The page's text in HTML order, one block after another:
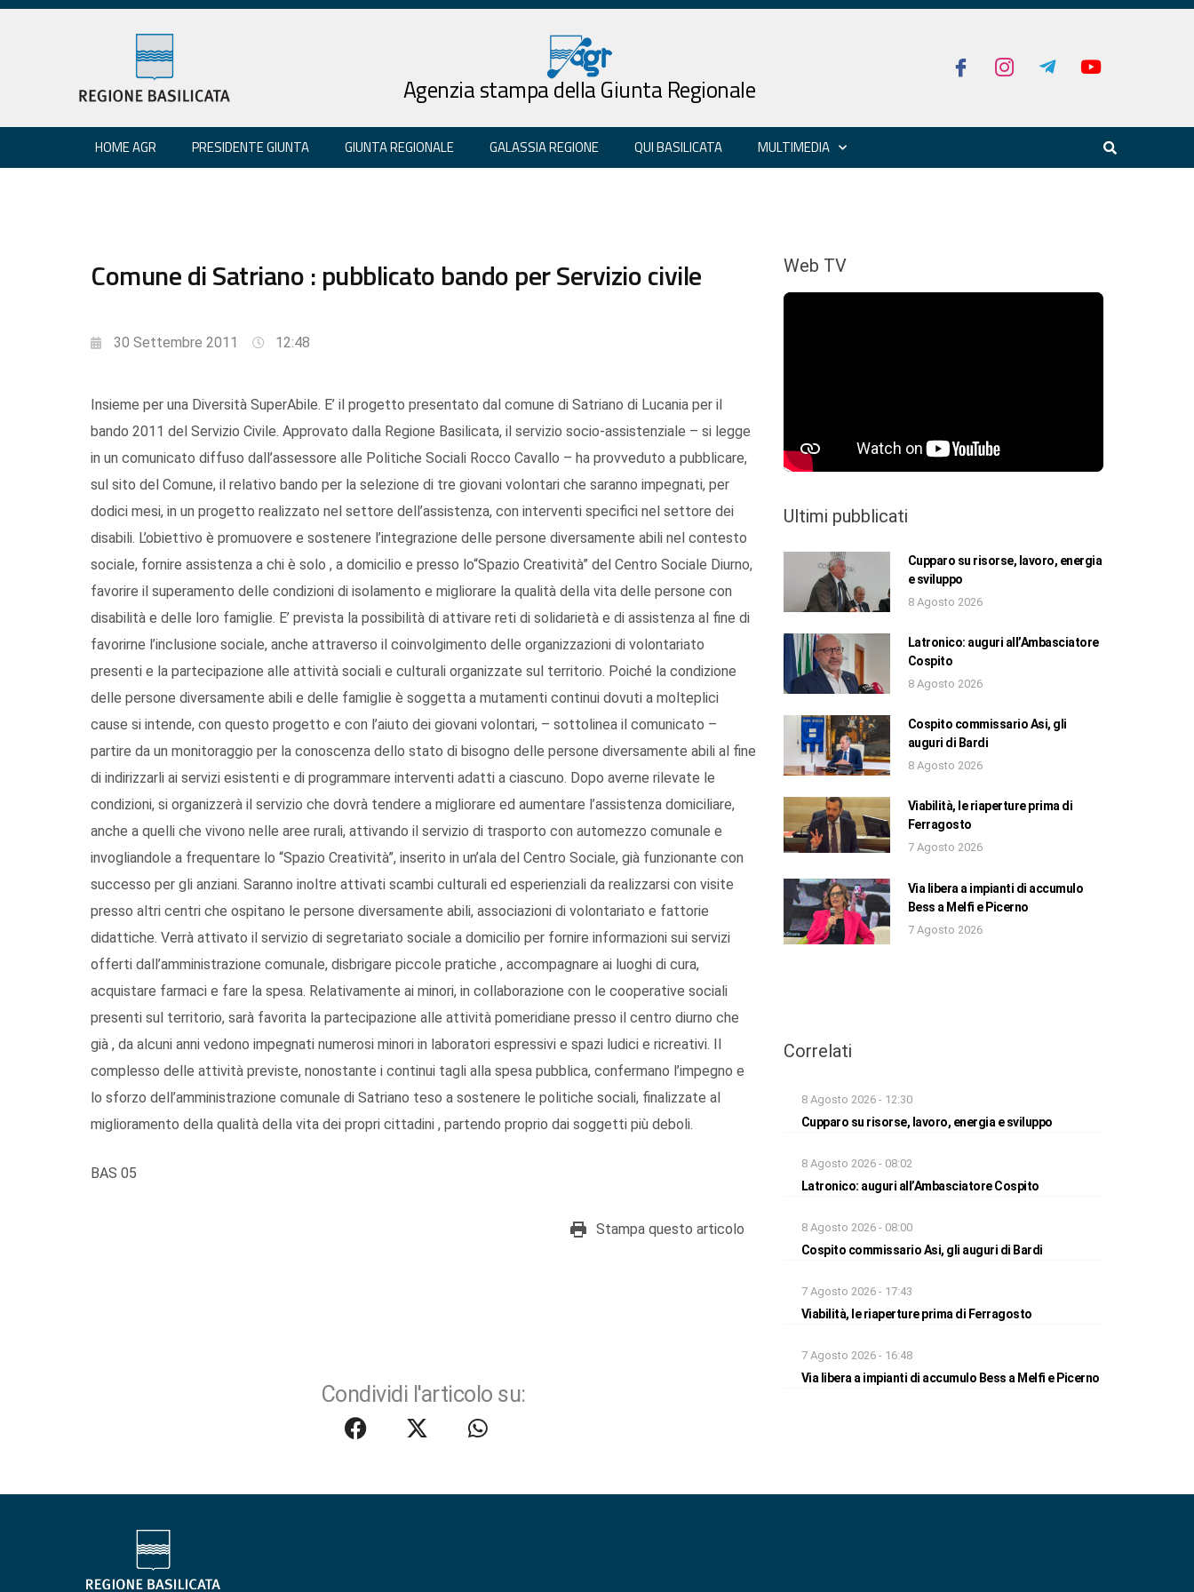
Agenzia stampa della Giunta Regionale
HOME AGR PRESIDENTE GIUNTA GIUNTA REGIONALE GALASSIA REGIONE QUI BASILICATA MULTIMEDIA
Comune di Satriano : pubblicato bando per Servizio civile
30 Settembre 2011 12:48
Insieme per una Diversità SuperAbile. E’ il progetto presentato dal comune di Satriano di Lucania per il
bando 2011 del Servizio Civile. Approvato dalla Regione Basilicata, il servizio socio-assistenziale – si legge
in un comunicato diffuso dall’assessore alle Politiche Sociali Rocco Cavallo – ha provveduto a pubblicare,
sul sito del Comune, il relativo bando per la selezione di tre giovani volontari che saranno impegnati, per
dodici mesi, in un progetto realizzato nel settore dell’assistenza, con interventi specifici nel settore dei
disabili. L’obiettivo è promuovere e sostenere l’integrazione delle persone diversamente abili nel contesto
sociale, fornire assistenza a chi è solo , a domicilio e presso lo“Spazio Creatività” del Centro Sociale Diurno,
favorire il superamento delle condizioni di isolamento e migliorare la qualità della vita delle persone con
disabilità e delle loro famiglie. E’ prevista la possibilità di attivare reti di solidarietà e di assistenza al fine di
favorirne l’inclusione sociale, anche attraverso il coinvolgimento delle organizzazioni di volontariato
presenti e la partecipazione alle attività sociali e culturali organizzate sul territorio. Poiché la condizione
delle persone diversamente abili e delle famiglie è soggetta a mutamenti continui dovuti a molteplici
cause si intende, con questo progetto e con l’aiuto dei giovani volontari, – sottolinea il comunicato –
partire da un monitoraggio per la conoscenza dello stato di bisogno delle persone diversamente abili al fine
di indirizzarli ai servizi esistenti e di programmare interventi adatti a ciascuno. Dopo averne rilevate le
condizioni, si organizzerà il servizio che dovrà tendere a migliorare ed aumentare l’assistenza domiciliare,
anche a quelli che vivono nelle aree rurali, attivando il servizio di trasporto con automezzo comunale e
invogliandole a frequentare lo “Spazio Creatività”, inserito in un’ala del Centro Sociale, già funzionante con
successo per gli anziani. Saranno inoltre attivati scambi culturali ed esperienziali da realizzarsi con visite
presso altri centri che ospitano le persone diversamente abili, associazioni di volontariato e fattorie
didattiche. Verrà attivato il servizio di segretariato sociale a domicilio per fornire informazioni sui servizi
offerti dall’amministrazione comunale, disbrigare piccole pratiche , accompagnare ai luoghi di cura,
acquistare farmaci e fare la spesa. Relativamente ai minori, in collaborazione con le cooperative sociali
presenti sul territorio, sarà favorita la partecipazione alle attività pomeridiane presso il centro diurno che
già , da alcuni anni vedono impegnati numerosi minori in laboratori espressivi e spazi ludici e ricreativi. Il
complesso delle attività previste, nonostante i continui tagli alla spesa pubblica, confermano l’impegno e
lo sforzo dell’amministrazione comunale di Satriano teso a sostenere le politiche sociali, finalizzate al
miglioramento della qualità della vita dei propri cittadini , partendo proprio dai soggetti più deboli.
BAS 05
Stampa questo articolo
Condividi l'articolo su:
Web TV
Ultimi pubblicati
Cupparo su risorse, lavoro, energia
e sviluppo
8 Agosto 2026
Latronico: auguri all’Ambasciatore
Cospito
8 Agosto 2026
Cospito commissario Asi, gli
auguri di Bardi
8 Agosto 2026
Viabilità, le riaperture prima di
Ferragosto
7 Agosto 2026
Via libera a impianti di accumulo
Bess a Melfi e Picerno
7 Agosto 2026
Correlati
8 Agosto 2026 - 12:30
Cupparo su risorse, lavoro, energia e sviluppo
8 Agosto 2026 - 08:02
Latronico: auguri all’Ambasciatore Cospito
8 Agosto 2026 - 08:00
Cospito commissario Asi, gli auguri di Bardi
7 Agosto 2026 - 17:43
Viabilità, le riaperture prima di Ferragosto
7 Agosto 2026 - 16:48
Via libera a impianti di accumulo Bess a Melfi e Picerno